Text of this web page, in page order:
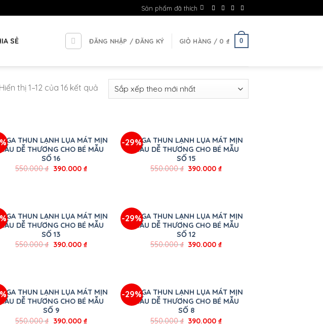
Sản phẩm đã thích
SẺ ĐĂNG NHẬP / ĐĂNG KÝ GIỎ HÀNG / 0 ₫ 0
Hiển thị 1–12 của 16 kết quả
GA THUN LẠNH LỤA MÁT MỊN
MẪU DỄ THƯƠNG CHO BÉ MẪU
SỐ 16
550.000₫ 390.000 ₫
-29%
BỘ GA THUN LẠNH LỤA MÁT MỊN
MẪU DỄ THƯƠNG CHO BÉ MẪU
SỐ 15
550.000₫ 390.000₫
GA THUN LẠNH LỤA MÁT MỊN
MẪU DỄ THƯƠNG CHO BÉ MẪU
SỐ 13
550.000₫ 390.000 ₫
-29%
BỘ GA THUN LẠNH LỤA MÁT MỊN
MẪU DỄ THƯƠNG CHO BÉ MẪU
SỐ 12
550.000₫ 390.000₫
GA THUN LẠNH LỤA MÁT MỊN
MẪU DỄ THƯƠNG CHO BÉ MẪU
SỐ 9
550.000₫ 390.000 ₫
-29%
BỘ GA THUN LẠNH LỤA MÁT MỊN
MẪU DỄ THƯƠNG CHO BÉ MẪU
SỐ 8
550.000₫ 390.000₫